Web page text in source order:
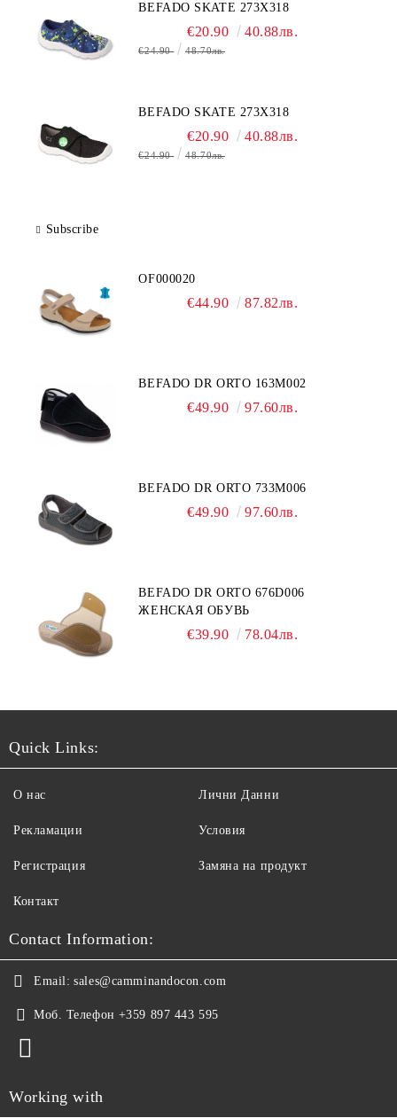
BEFADO SKATE 273X318
€20.90 40.88лв.
€24.90 48.70лв.
BEFADO SKATE 273X318
€20.90 40.88лв.
€24.90 48.70лв.
Subscribe
OF000020
€44.90 87.82лв.
BEFADO DR ORTO 163M002
€49.90 97.60лв.
BEFADO DR ORTO 733M006
€49.90 97.60лв.
BEFADO DR ORTO 676D006
ЖЕНСКАЯ ОБУВЬ
€39.90 78.04лв.
Quick Links:
О нас
Рекламации
Регистрация
Контакт
Лични Данни
Условия
Замяна на продукт
Contact Information:
Email: sales@camminandocon.com
Моб. Телефон +359 897 443 595
Working with